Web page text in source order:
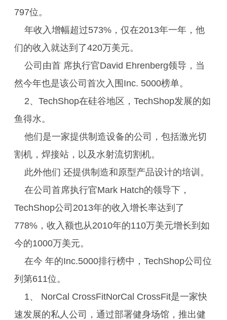
797位。
年收入增幅超过573%，仅在2013年一年，他
们的收入就达到了420万美元。
公司由首 席执行官David Ehrenberg领导，当
然今年也是该公司首次入围Inc. 5000榜单。
2、TechShop在硅谷地区，TechShop发展的如
鱼得水。
他们是一家提供制造设备的公司，包括激光切
割机，焊接站，以及水射流切割机。
此外他们 还提供制造和原型产品设计的培训。
在公司首席执行官Mark Hatch的领导下，
TechShop公司2013年的收入增长率达到了
778%，收入额也从2010年的110万美元增长到如
今的1000万美元。
在今 年的Inc.5000排行榜中，TechShop公司位
列第611位。
1、 NorCal CrossFitNorCal CrossFit是一家快
速发展的私人公司，通过部署健身场馆，推出健